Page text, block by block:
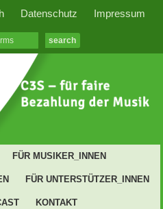
Datenschutz Impressum
FÜR MUSIKER_INNEN
FÜR UNTERSTÜTZER_INNEN
KONTAKT